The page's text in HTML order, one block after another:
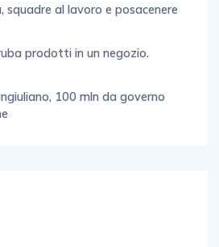
squadre al lavoro e posacenere
prodotti in un negozio.
100 mln da governo